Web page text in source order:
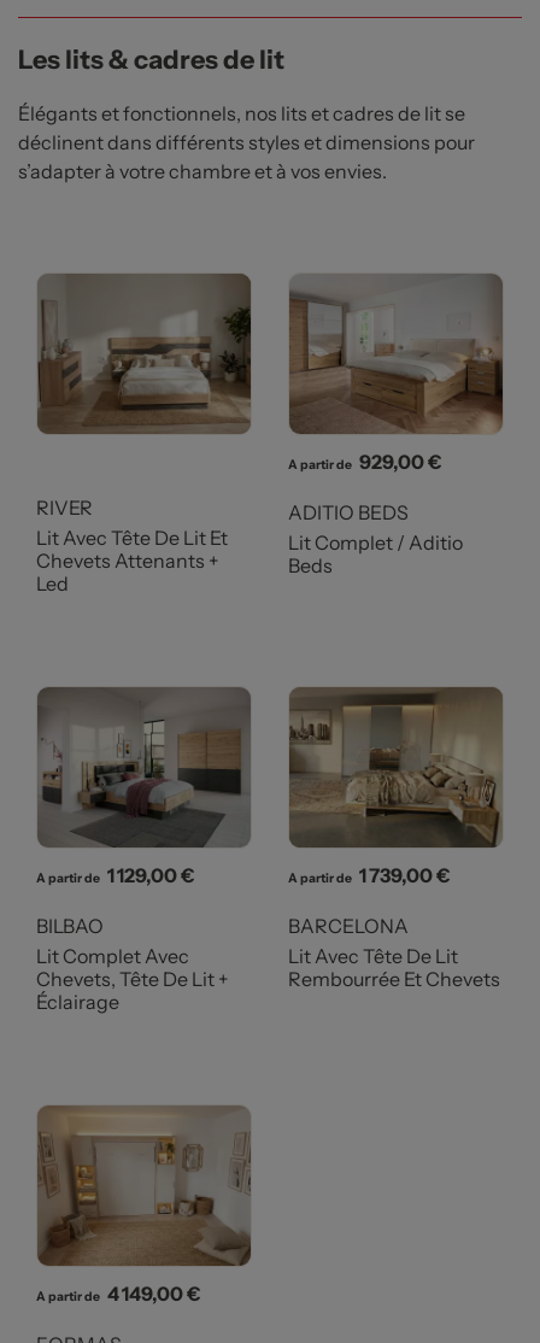
Les lits & cadres de lit
Élégants et fonctionnels, nos lits et cadres de lit se
déclinent dans différents styles et dimensions pour
s’adapter à votre chambre et à vos envies.
RIVER
Lit Avec Tête De Lit Et
Chevets Attenants +
Led
A partir de Prix
929,00 €
ADITIO BEDS
Lit Complet / Aditio
Beds
A partir de Prix
1 129,00 €
BILBAO
Lit Complet Avec
Chevets, Tête De Lit +
Éclairage
A partir de Prix
1 739,00 €
BARCELONA
Lit Avec Tête De Lit
Rembourrée Et Chevets
A partir de Prix
4 149,00 €